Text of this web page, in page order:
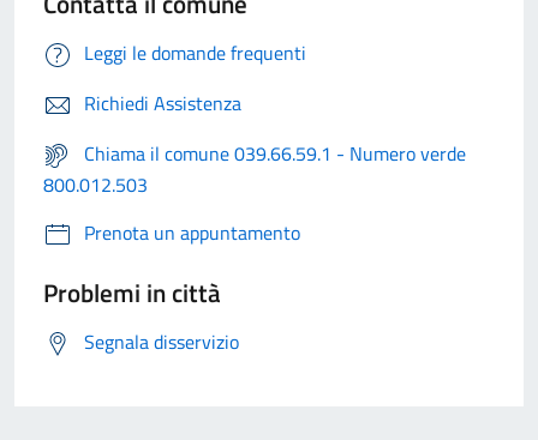
Leggi le domande frequenti
Richiedi Assistenza
Chiama il comune 039.66.59.1 - Numero verde
800.012.503
Prenota un appuntamento
Problemi in città
Segnala disservizio